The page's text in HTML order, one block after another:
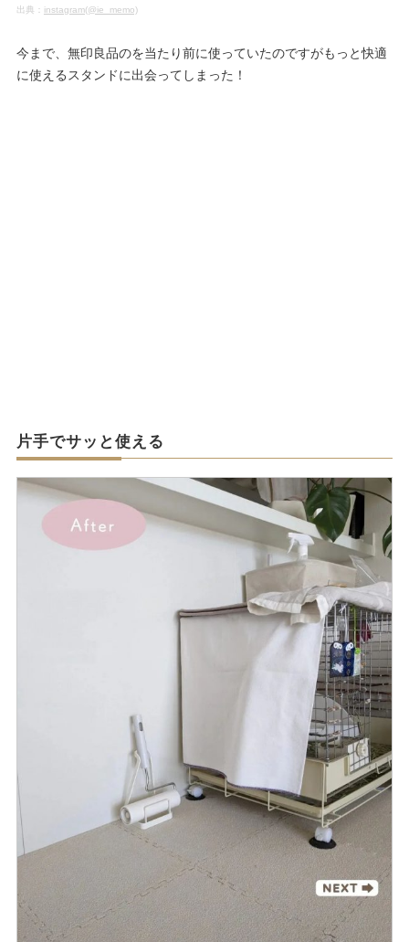
出典： instagram(@ie_memo)
今まで、無印良品のを当たり前に使っていたのですがもっと快適
に使えるスタンドに出会ってしまった！
片手でサッと使える